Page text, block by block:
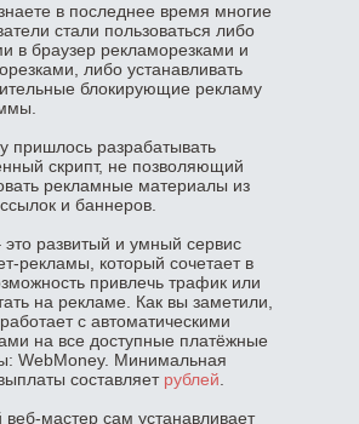
в последнее время многие
стали пользоваться либо
в браузер рекламорезками и
либо устанавливать
блокирующие рекламу
пришлось разрабатывать
скрипт, не позволяющий
рекламные материалы из
и баннеров.
это развитый и умный сервис
рекламы, который сочетает в
привлечь трафик или
на рекламе. Как вы заметили,
с автоматическими
на все доступные платёжные
WebMoney. Минимальная
составляет рублей.
мастер сам устанавливает